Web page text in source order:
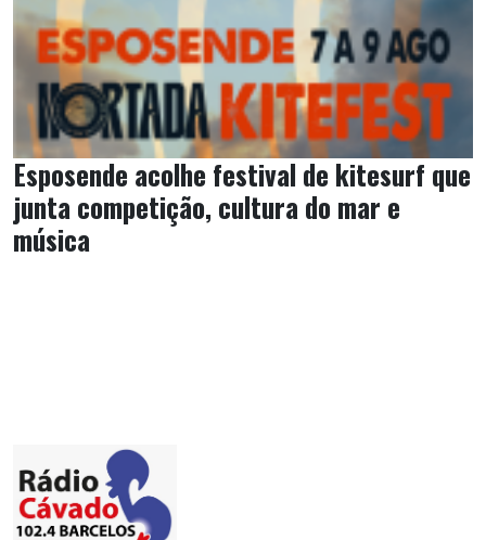
Esposende acolhe festival de kitesurf que
junta competição, cultura do mar e
música